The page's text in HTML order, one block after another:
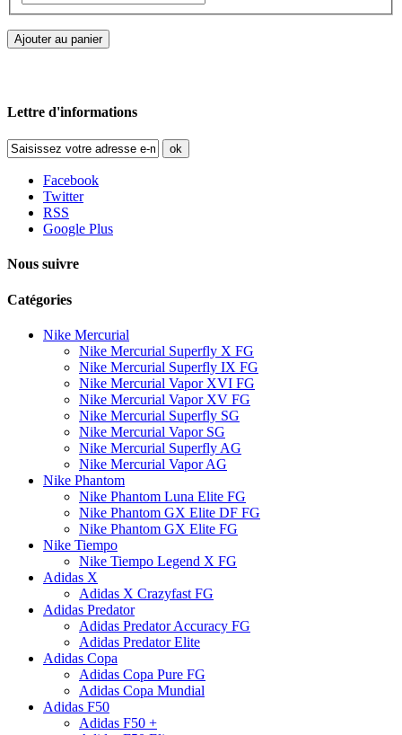
Ajouter au panier
Lettre d'informations
ok
Facebook
Twitter
RSS
Google Plus
Nous suivre
Catégories
Nike Mercurial
Nike Mercurial Superfly X FG
Nike Mercurial Superfly IX FG
Nike Mercurial Vapor XVI FG
Nike Mercurial Vapor XV FG
Nike Mercurial Superfly SG
Nike Mercurial Vapor SG
Nike Mercurial Superfly AG
Nike Mercurial Vapor AG
Nike Phantom
Nike Phantom Luna Elite FG
Nike Phantom GX Elite DF FG
Nike Phantom GX Elite FG
Nike Tiempo
Nike Tiempo Legend X FG
Adidas X
Adidas X Crazyfast FG
Adidas Predator
Adidas Predator Accuracy FG
Adidas Predator Elite
Adidas Copa
Adidas Copa Pure FG
Adidas Copa Mundial
Adidas F50
Adidas F50 +